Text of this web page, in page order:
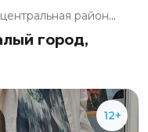
Медынская центральная районная...
город,
12+